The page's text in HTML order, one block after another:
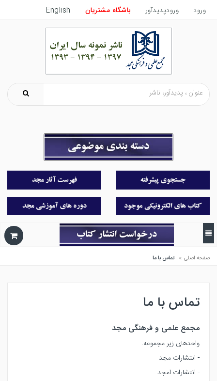
ورود ورودپدیدآور باشگاه مشتریان English
صفحه اصلی » تماس با ما
تماس با ما
مجمع علمی و فرهنگی مجد
واحدهای زیر مجموعه:
- انتشارات مجد
- انتشارات امجد